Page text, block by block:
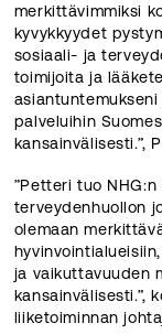
merkittävimmiksi
kyvykkyydet
sosiaali- ja
toimijoita ja
palveluihin
kansainvälisesti.”,
”Petteri tuo
terveydenhuollon
olemaan
ja vaikuttavuuden
kansainvälisesti.”,
liiketoiminnan